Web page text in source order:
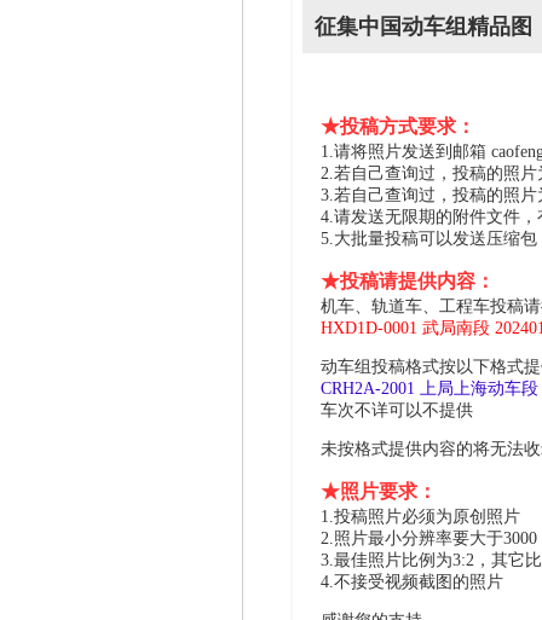
征集中国动车组精品图
★投稿方式要求：
1.请将照片发送到邮箱
2.若自己查询过，投稿的照
3.若自己查询过，投稿的照
4.请发送无限期的附件文件
5.大批量投稿可以发送压缩
★投稿请提供内容：
机车、轨道车、工程车投稿
HXD1D-0001 武局南段
动车组投稿格式按以下格式
CRH2A-2001 上局上海动车
车次不详可以不提供
未按格式提供内容的将无法
★照片要求：
1.投稿照片必须为原创照片
2.照片最小分辨率要大于
3.最佳照片比例为3:2，其它
4.不接受视频截图的照片